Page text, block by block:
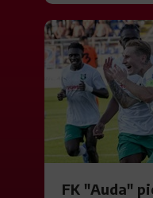
FK "Auda"